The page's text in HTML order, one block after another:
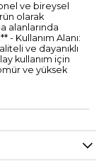
ve bireysel
olarak
alanlarında
- Kullanım Alanı:
ve dayanıklı
kullanım için
ve yüksek